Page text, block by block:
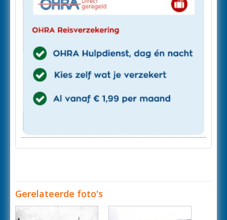
Gerelateerde foto's